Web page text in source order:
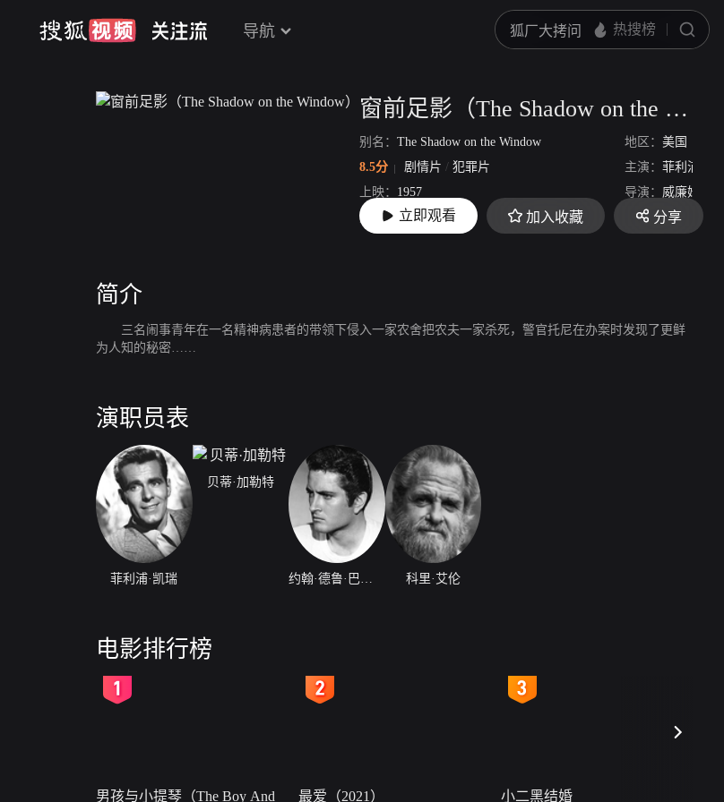
导航
窗前足影（The Shadow on the Window）
别名： The Shadow on the Window 地区： 美国
8.5分
剧情片 / 犯罪片 主演： 菲利浦·凯瑞
上映： 1957 导演： 威廉姆·阿舍
片长： 73分23秒
立即观看 加入收藏 分享
简介
三名闹事青年在一名精神病患者的带领下侵入一家农舍把农夫一家杀死，警官托尼在办案时发现了更鲜
为人知的秘密……
演职员表
菲利浦·凯瑞
贝蒂·加勒特
科里·艾伦
电影排行榜
男孩与小提琴（The Boy And 最爱（2021） 小二黑结婚